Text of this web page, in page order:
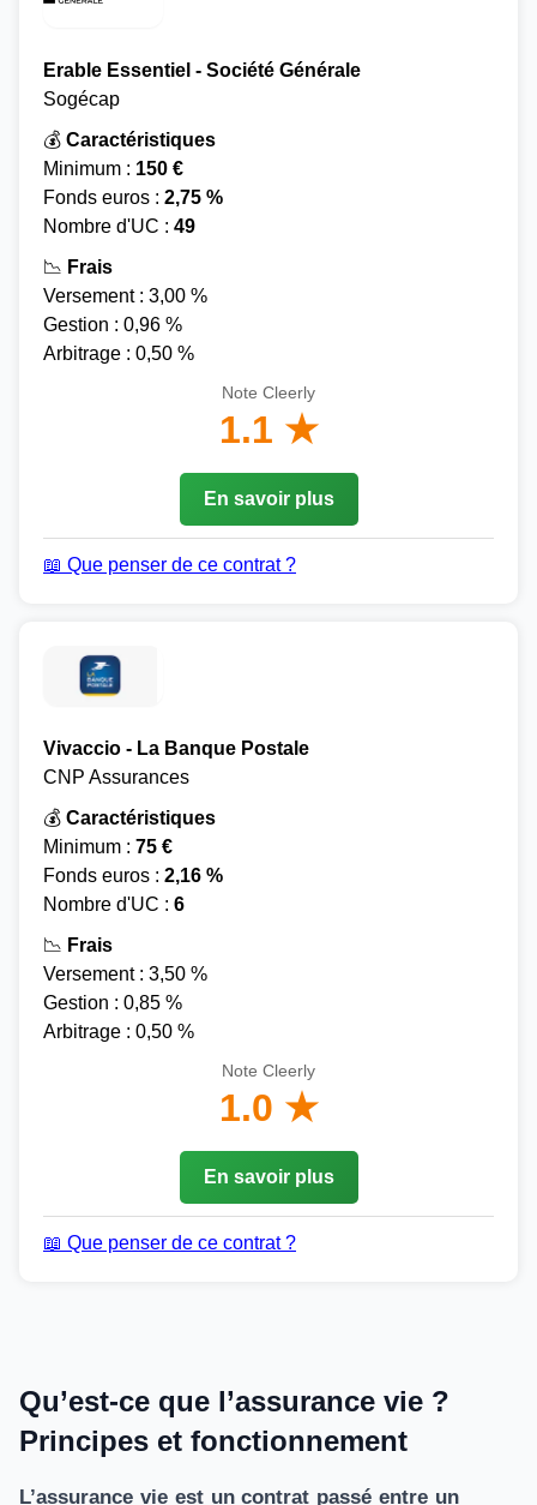
Erable Essentiel - Société Générale
Sogécap
💰 Caractéristiques
Minimum : 150 €
Fonds euros : 2,75 %
Nombre d'UC : 49
📉 Frais
Versement : 3,00 %
Gestion : 0,96 %
Arbitrage : 0,50 %
Note Cleerly
1.1 ★
En savoir plus
📖 Que penser de ce contrat ?
Vivaccio - La Banque Postale
CNP Assurances
💰 Caractéristiques
Minimum : 75 €
Fonds euros : 2,16 %
Nombre d'UC : 6
📉 Frais
Versement : 3,50 %
Gestion : 0,85 %
Arbitrage : 0,50 %
Note Cleerly
1.0 ★
En savoir plus
📖 Que penser de ce contrat ?
Qu’est-ce que l’assurance vie ?
Principes et fonctionnement
L’assurance vie est un contrat passé entre un